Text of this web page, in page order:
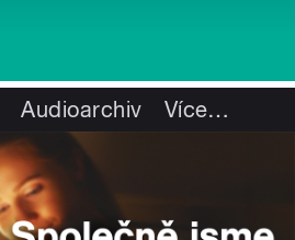
Audioarchiv Více…